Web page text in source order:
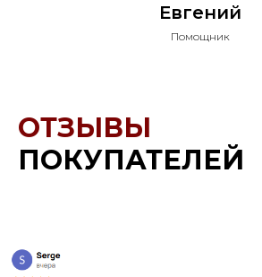
Евгений
Помощник
ОТЗЫВЫ
ПОКУПАТЕЛЕЙ